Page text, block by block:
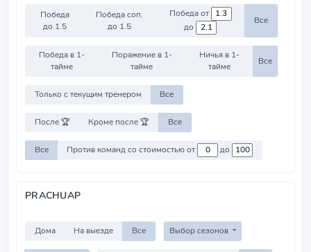
Победа
до 1.5
Победа соп.
до 1.5
Победа от
до
Все
Победа в 1-
тайме
Поражение в 1-
тайме
Ничья в 1-
тайме
Все
Только с текущим тренером Все
После 🏆 Кроме после 🏆 Все
Все Против команд со стоимостью от до
PRACHUAP
Дома На выезде Все Выбор сезонов